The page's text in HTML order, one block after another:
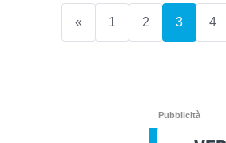
« 1 2 3(current)
4
Pubblicità